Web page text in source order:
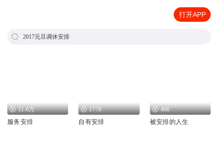
打开APP
2017元旦调休安排
11.6万
服务安排
1778
自有安排
466
被安排的人生